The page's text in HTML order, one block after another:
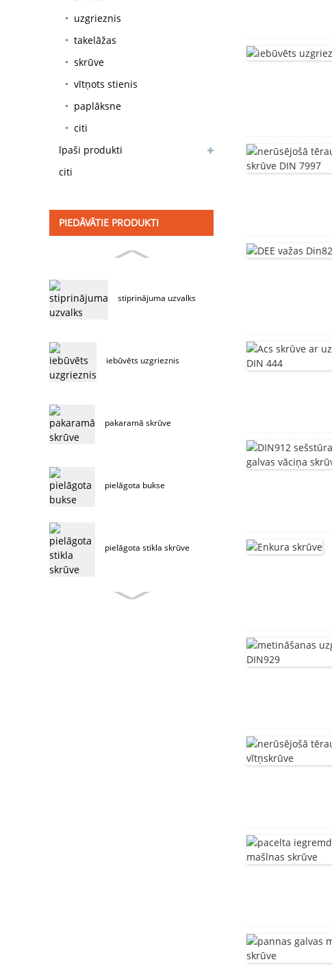
uzgrieznis
takelāžas
skrūve
vītņots stienis
paplāksne
citi
īpaši produkti
citi
PIEDĀVĀTIE PRODUKTI
stiprinājuma uzvalks
iebūvēts uzgrieznis
pakaramā skrūve
pielāgota bukse
pielāgota stikla skrūve